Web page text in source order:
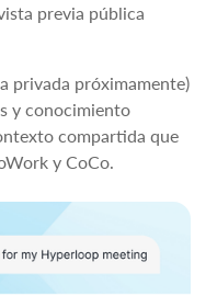
previa pública
privada próximamente)
y conocimiento
compartida que
y CoCo.